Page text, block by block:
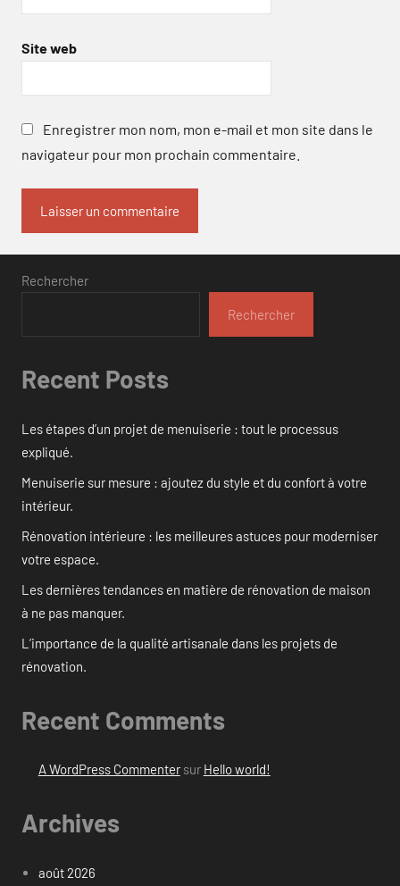
Site web
Enregistrer mon nom, mon e-mail et mon site dans le
navigateur pour mon prochain commentaire.
Rechercher
Rechercher
Recent Posts
Les étapes d’un projet de menuiserie : tout le processus
expliqué.
Menuiserie sur mesure : ajoutez du style et du confort à votre
intérieur.
Rénovation intérieure : les meilleures astuces pour moderniser
votre espace.
Les dernières tendances en matière de rénovation de maison
à ne pas manquer.
L’importance de la qualité artisanale dans les projets de
rénovation.
Recent Comments
A WordPress Commentersur Hello world!
Archives
août 2026